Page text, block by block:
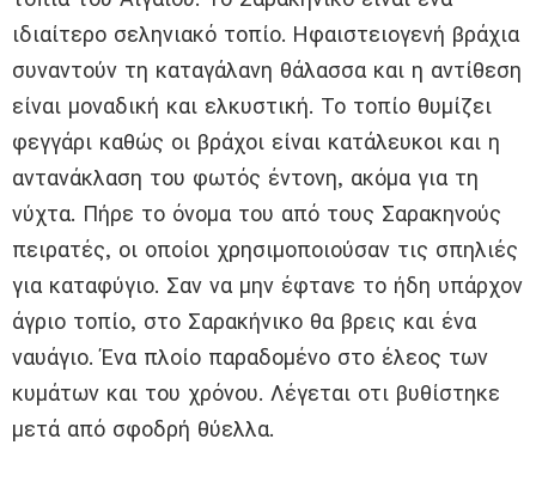
ιδιαίτερο σεληνιακό τοπίο. Ηφαιστειογενή βράχια
συναντούν τη καταγάλανη θάλασσα και η αντίθεση
είναι μοναδική και ελκυστική. Το τοπίο θυμίζει
φεγγάρι καθώς οι βράχοι είναι κατάλευκοι και η
αντανάκλαση του φωτός έντονη, ακόμα για τη
νύχτα. Πήρε το όνομα του από τους Σαρακηνούς
πειρατές, οι οποίοι χρησιμοποιούσαν τις σπηλιές
για καταφύγιο. Σαν να μην έφτανε το ήδη υπάρχον
άγριο τοπίο, στο Σαρακήνικο θα βρεις και ένα
ναυάγιο. Ένα πλοίο παραδομένο στο έλεος των
κυμάτων και του χρόνου. Λέγεται οτι βυθίστηκε
μετά από σφοδρή θύελλα.